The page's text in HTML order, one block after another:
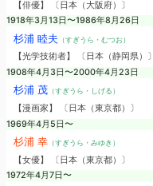
【俳優】 〔日本（大阪府）〕
1918年3月13日〜1986年8月26日
杉浦 睦夫 （すぎうら・むつお）
【光学技術者】 〔日本（静岡県）〕
1908年4月3日〜2000年4月23日
杉浦 茂（すぎうら・しげる）
【漫画家】 〔日本（東京都）〕
1969年4月5日〜
杉浦 幸（すぎうら・みゆき）
【女優】 〔日本（東京都）〕
1972年4月7日〜